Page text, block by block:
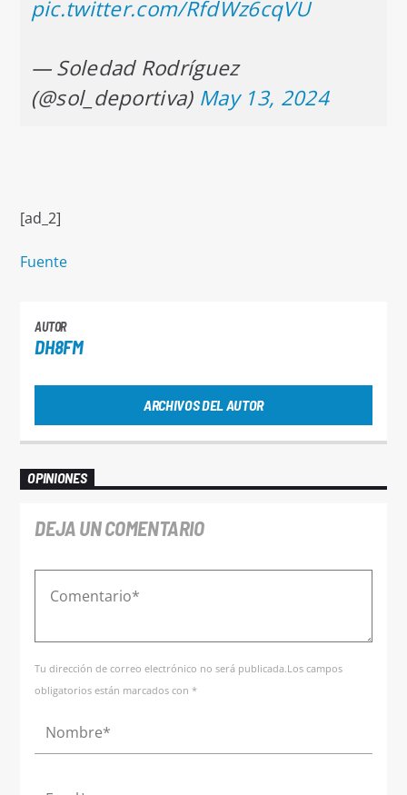
pic.twitter.com/RfdWz6cqVU
— Soledad Rodríguez
(@sol_deportiva) May 13, 2024
[ad_2]
Fuente
AUTOR
DH8FM
ARCHIVOS DEL AUTOR
OPINIONES
DEJA UN COMENTARIO
Tu dirección de correo electrónico no será publicada.Los campos
obligatorios están marcados con *